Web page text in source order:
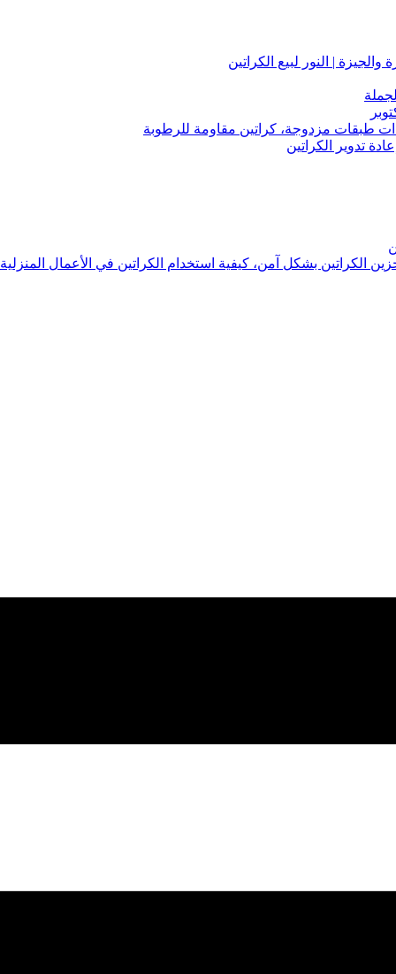
طبقات مزدوجة، كراتين مقاومة للرطوبة
تدوير الكراتين
الكراتين بشكل آمن، كيفية استخدام الكراتين في الأعمال المنزلية